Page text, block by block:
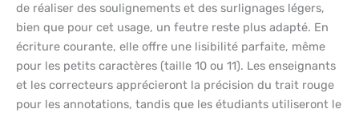
de réaliser des soulignements et des surlignages légers,
bien que pour cet usage, un feutre reste plus adapté. En
écriture courante, elle offre une lisibilité parfaite, même
pour les petits caractères (taille 10 ou 11). Les enseignants
et les correcteurs apprécieront la précision du trait rouge
pour les annotations, tandis que les étudiants utiliseront le